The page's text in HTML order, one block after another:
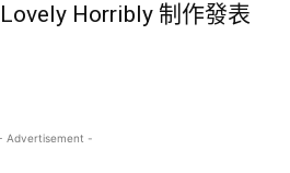
Horribly 制作發表
Advertisement -